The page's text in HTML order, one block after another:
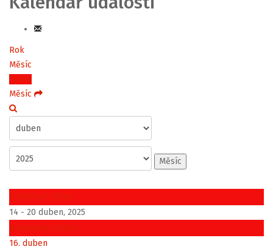
Rok
Měsíc
Týden
Měsíc
Měsíc
Předchozí týden
14 - 20 duben, 2025
Následující týden
16. duben